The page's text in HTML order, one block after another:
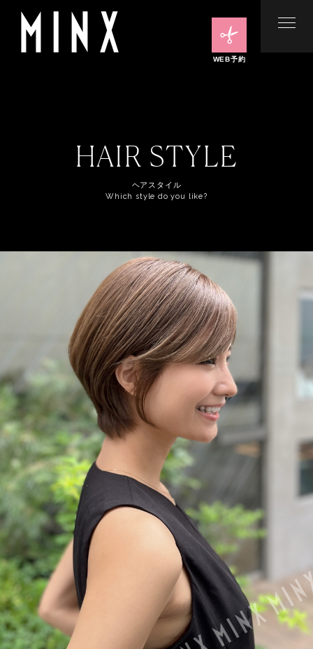
WEB予約
HAIR STYLE
ヘアスタイル
Which style do you like?